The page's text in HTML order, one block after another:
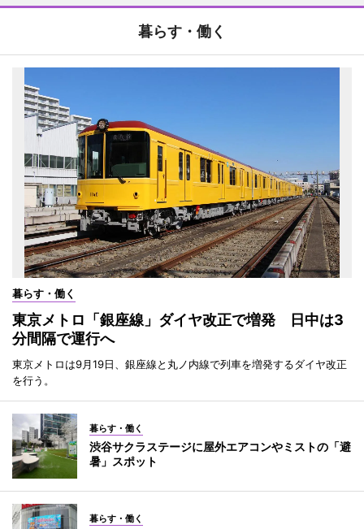
暮らす・働く
暮らす・働く
東京メトロ「銀座線」ダイヤ改正で増発 日中は3
分間隔で運行へ
東京メトロは9月19日、銀座線と丸ノ内線で列車を増発するダイヤ改正
を行う。
暮らす・働く
渋谷サクラステージに屋外エアコンやミストの「避
暑」スポット
暮らす・働く